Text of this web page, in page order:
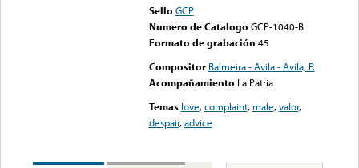
Sello GCP
Numero de Catalogo GCP-1040-B
Formato de grabación 45
Compositor Balmeira - Avila - Avila, P.
Acompañamiento La Patria
Temas love,complaint, male,valor,
despair,advice